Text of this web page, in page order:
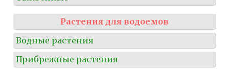
Растения для водоемов
Водные растения
Прибрежные растения